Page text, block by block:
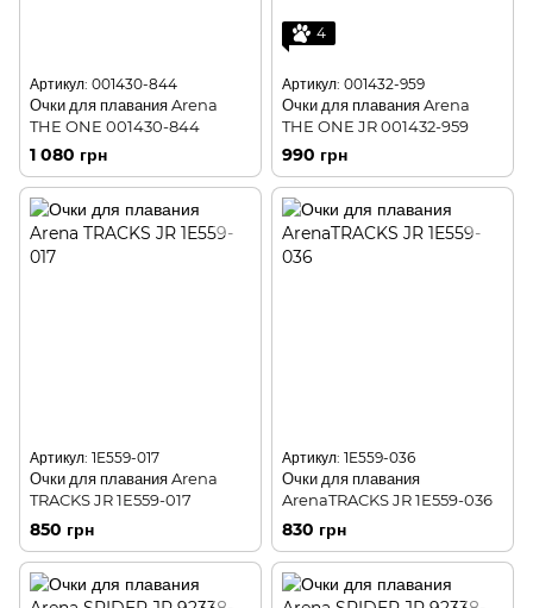
Артикул: 001430-844
Очки для плавания Arena
THE ONE 001430-844
1 080 грн
4
Артикул: 001432-959
Очки для плавания Arena
THE ONE JR 001432-959
990 грн
Артикул: 1E559-017
Очки для плавания Arena
TRACKS JR 1E559-017
850 грн
Артикул: 1E559-036
Очки для плавания
ArenaTRACKS JR 1E559-036
830 грн